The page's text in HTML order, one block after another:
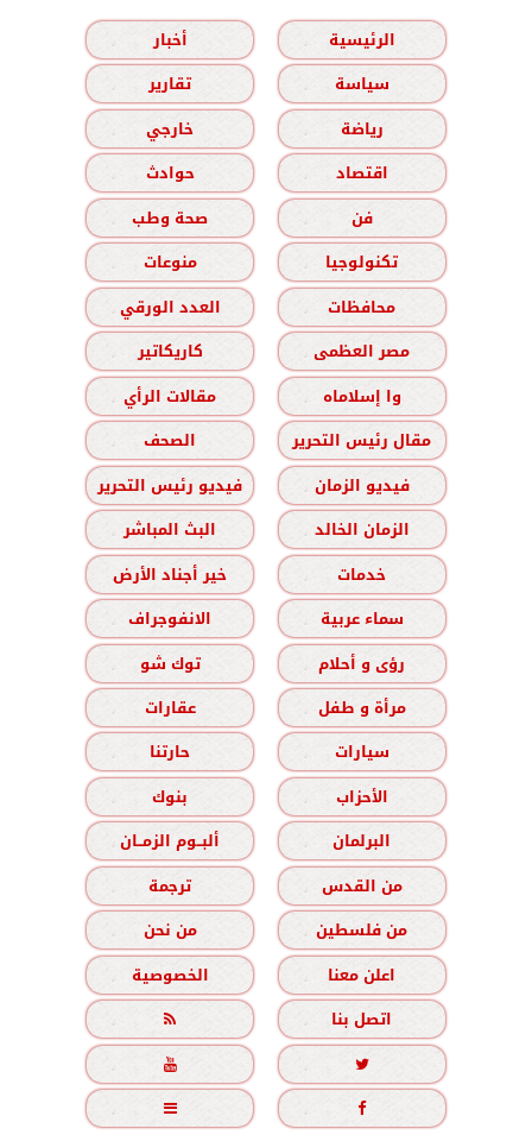
الرئيسية
أخبار
سياسة
تقارير
رياضة
خارجي
اقتصاد
حوادث
فن
صحة وطب
تكنولوجيا
منوعات
محافظات
العدد الورقي
مصر العظمى
كاريكاتير
وا إسلاماه
مقالات الرأي
مقال رئيس التحرير
الصحف
فيديو الزمان
فيديو رئيس التحرير
الزمان الخالد
البث المباشر
خدمات
خير أجناد الأرض
سماء عربية
الانفوجراف
رؤى و أحلام
توك شو
مرأة و طفل
عقارات
سيارات
حارتنا
الأحزاب
بنوك
البرلمان
ألبــوم الزمــان
من القدس
ترجمة
من فلسطين
من نحن
اعلن معنا
الخصوصية
اتصل بنا




